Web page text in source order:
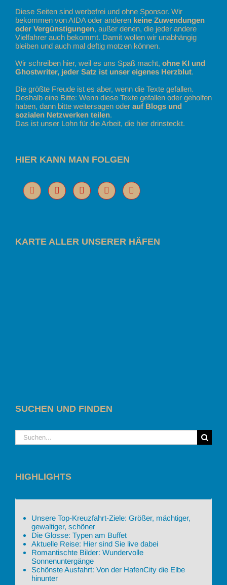
Diese Seiten sind werbefrei und ohne Sponsor. Wir
bekommen von AIDA oder anderen keine Zuwendungen
oder Vergünstigungen, außer denen, die jeder andere
Vielfahrer auch bekommt. Damit wollen wir unabhängig
bleiben und auch mal deftig motzen können.
Wir schreiben hier, weil es uns Spaß macht, ohne KI und
Ghostwriter, jeder Satz ist unser eigenes Herzblut.
Die größte Freude ist es aber, wenn die Texte gefallen.
Deshalb eine Bitte: Wenn diese Texte gefallen oder geholfen
haben, dann bitte weitersagen oder auf Blogs und
sozialen Netzwerken teilen.
Das ist unser Lohn für die Arbeit, die hier drinsteckt.
HIER KANN MAN FOLGEN
KARTE ALLER UNSERER HÄFEN
SUCHEN UND FINDEN
Suche
nach:
HIGHLIGHTS
Unsere Top-Kreuzfahrt-Ziele: Größer, mächtiger,
gewaltiger, schöner
Die Glosse: Typen am Buffet
Aktuelle Reise: Hier sind Sie live dabei
Romantischte Bilder: Wundervolle
Sonnenuntergänge
Schönste Ausfahrt: Von der HafenCity die Elbe
hinunter